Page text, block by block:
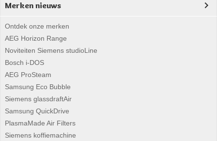
Merken nieuws
Ontdek onze merken
AEG Horizon Range
Noviteiten Siemens studioLine
Bosch i-DOS
AEG ProSteam
Samsung Eco Bubble
Siemens glassdraftAir
Samsung QuickDrive
PlasmaMade Air Filters
Siemens koffiemachine